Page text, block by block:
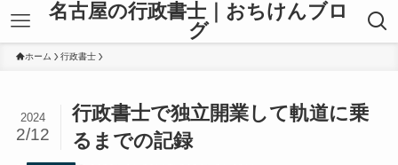
名古屋の行政書士｜おちけんブロ
グ
ホーム 行政書士
行政書士で独立開業して軌道に乗
るまでの記録
2024
2/12